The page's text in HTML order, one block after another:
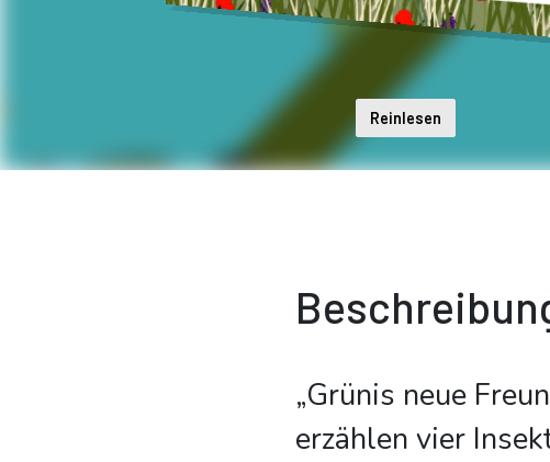
Reinlesen
„Grünis neue
erzählen vier